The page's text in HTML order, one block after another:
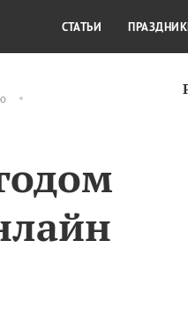
КУЛЬТУРА
СТАТЬИ